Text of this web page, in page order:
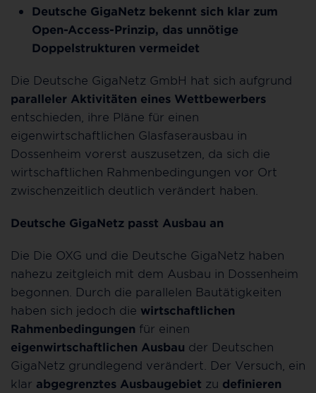
Deutsche GigaNetz bekennt sich klar zum
Open-Access-Prinzip, das unnötige
Doppelstrukturen vermeidet
Die Deutsche GigaNetz GmbH hat sich aufgrund
paralleler Aktivitäten eines Wettbewerbers
entschieden, ihre Pläne für einen
eigenwirtschaftlichen Glasfaserausbau in
Dossenheim vorerst auszusetzen, da sich die
wirtschaftlichen Rahmenbedingungen vor Ort
zwischenzeitlich deutlich verändert haben.
Deutsche GigaNetz passt Ausbau an
Die Die OXG und die Deutsche GigaNetz haben
nahezu zeitgleich mit dem Ausbau in Dossenheim
begonnen. Durch die parallelen Bautätigkeiten
haben sich jedoch die wirtschaftlichen
Rahmenbedingungen für einen
eigenwirtschaftlichen Ausbau der Deutschen
GigaNetz grundlegend verändert. Der Versuch, ein
klar abgegrenztes Ausbaugebiet zu definieren